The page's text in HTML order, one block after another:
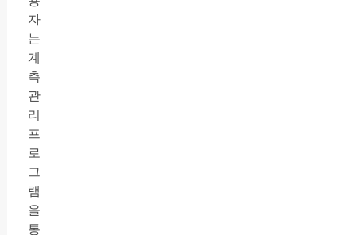
자
는
계
측
관
리
프
로
그
램
을
통